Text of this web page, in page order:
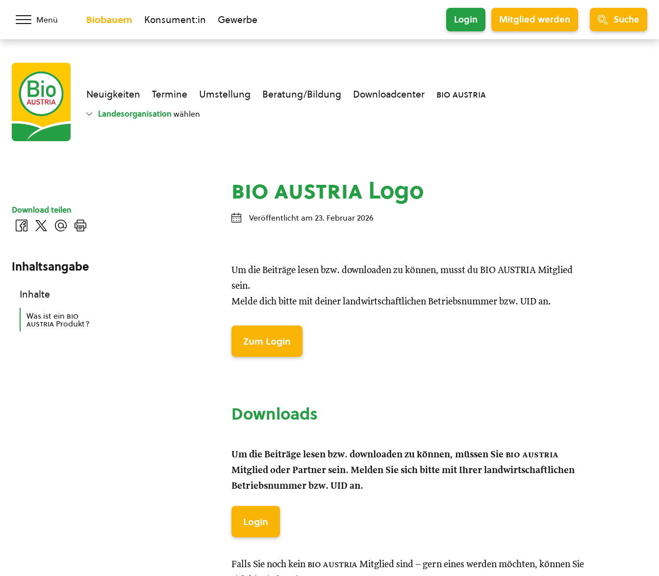
Menü Biobauern Konsument:in Gewerbe Login Mitglied werden Suche
Neuigkeiten Termine Umstellung Beratung/Bildung Downloadcenter bio austria
Landesorganisation wählen
bio austria Logo
Veröffentlicht am 23. Februar 2026
Um die Beiträge lesen bzw. downloaden zu können, musst du BIO AUSTRIA Mitglied
sein.
Melde dich bitte mit deiner landwirtschaftlichen Betriebsnummer bzw. UID an.
Zum Login
Downloads
Um die Beiträge lesen bzw. downloaden zu können, müssen Sie bio austria
Mitglied oder Partner sein. Melden Sie sich bitte mit Ihrer landwirtschaftlichen
Betriebsnummer bzw. UID an.
Login
Falls Sie noch kein bio austria Mitglied sind – gern eines werden möchten, können Sie
Download teilen
Inhaltsangabe
Inhalte
Was ist ein bio
austria Produkt?